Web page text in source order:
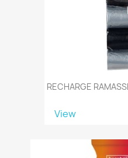
RECHARGE
View